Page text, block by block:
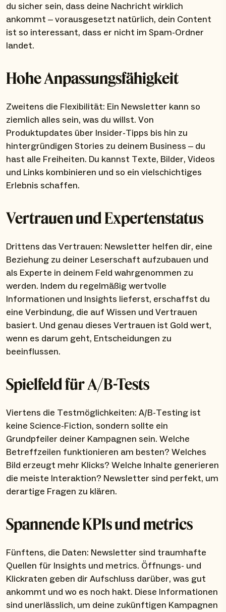
du sicher sein, dass deine Nachricht wirklich
ankommt – vorausgesetzt natürlich, dein Content
ist so interessant, dass er nicht im Spam-Ordner
landet.
Hohe Anpassungsfähigkeit
Zweitens die Flexibilität: Ein Newsletter kann so
ziemlich alles sein, was du willst. Von
Produktupdates über Insider-Tipps bis hin zu
hintergründigen Stories zu deinem Business – du
hast alle Freiheiten. Du kannst Texte, Bilder, Videos
und Links kombinieren und so ein vielschichtiges
Erlebnis schaffen.
Vertrauen und Expertenstatus
Drittens das Vertrauen: Newsletter helfen dir, eine
Beziehung zu deiner Leserschaft aufzubauen und
als Experte in deinem Feld wahrgenommen zu
werden. Indem du regelmäßig wertvolle
Informationen und Insights lieferst, erschaffst du
eine Verbindung, die auf Wissen und Vertrauen
basiert. Und genau dieses Vertrauen ist Gold wert,
wenn es darum geht, Entscheidungen zu
beeinflussen.
Spielfeld für A/B-Tests
Viertens die Testmöglichkeiten: A/B-Testing ist
keine Science-Fiction, sondern sollte ein
Grundpfeiler deiner Kampagnen sein. Welche
Betreffzeilen funktionieren am besten? Welches
Bild erzeugt mehr Klicks? Welche Inhalte generieren
die meiste Interaktion? Newsletter sind perfekt, um
derartige Fragen zu klären.
Spannende KPIs und metrics
Fünftens, die Daten: Newsletter sind traumhafte
Quellen für Insights und metrics. Öffnungs- und
Klickraten geben dir Aufschluss darüber, was gut
ankommt und wo es noch hakt. Diese Informationen
sind unerlässlich, um deine zukünftigen Kampagnen